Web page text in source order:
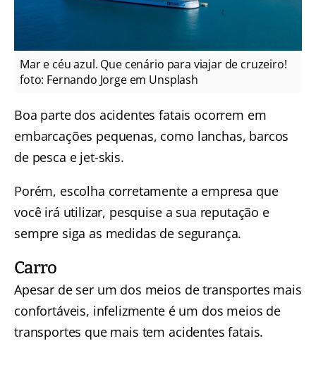
Mar e céu azul. Que cenário para viajar de cruzeiro!
foto: Fernando Jorge em Unsplash
Boa parte dos acidentes fatais ocorrem em
embarcações pequenas, como lanchas, barcos
de pesca e jet-skis.
Porém, escolha corretamente a empresa que
você irá utilizar, pesquise a sua reputação e
sempre siga as medidas de segurança.
Carro
Apesar de ser um dos meios de transportes mais
confortáveis, infelizmente é um dos meios de
transportes que mais tem acidentes fatais.